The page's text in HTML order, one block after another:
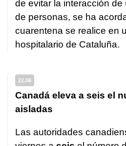
de evitar la interacción de
de personas, se ha
cuarentena se realice en
hospitalario de Cataluña.
22.06
Canadá eleva a seis el
aisladas
Las autoridades